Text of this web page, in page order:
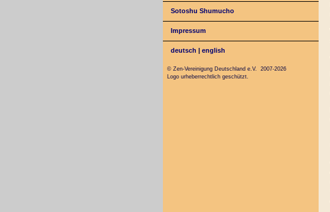
Sotoshu Shumucho
Impressum
deutsch |english
© Zen-Vereinigung Deutschland e.V. 2007-2026
Logo urheberrechtlich geschützt.